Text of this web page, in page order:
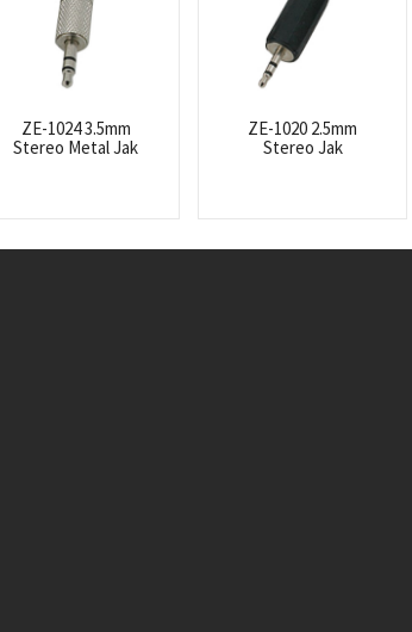
ZE-1024 3.5mm
Stereo Metal Jak
ZE-1020 2.5mm
Stereo Jak